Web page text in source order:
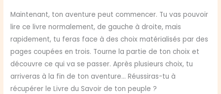
Maintenant, ton aventure peut commencer. Tu vas pouvoir
lire ce livre normalement, de gauche à droite, mais
rapidement, tu feras face à des choix matérialisés par des
pages coupées en trois. Tourne la partie de ton choix et
découvre ce qui va se passer. Après plusieurs choix, tu
arriveras à la fin de ton aventure… Réussiras-tu à
récupérer le Livre du Savoir de ton peuple ?